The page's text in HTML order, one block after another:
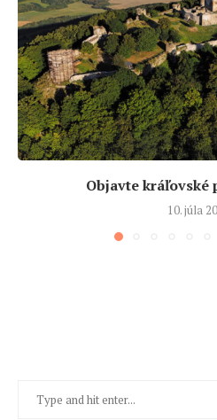
Objavte kráľovské
10. júla